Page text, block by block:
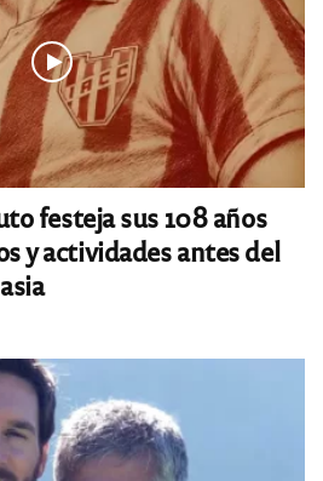
festeja sus 108 años
y actividades antes del